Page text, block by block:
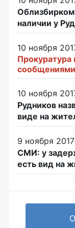
наличии у
10 ноября
Прокуратура
10 ноября
Рудников
виде на
9 ноября
СМИ: у
есть вид на